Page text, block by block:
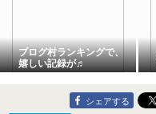
ブログ村ランキングで、
嬉しい記録が♬
シェアする